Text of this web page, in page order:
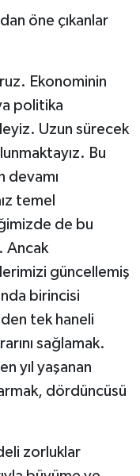
öne çıkanlar
Ekonominin
politika
Uzun sürecek
Bu
devamı
temel
de bu
Ancak
güncellemiş
birincisi
tek haneli
sağlamak.
yıl yaşanan
dördüncüsü
zorluklar